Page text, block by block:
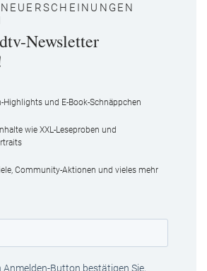
Newsletter
Highlights und E-Book-Schnäppchen
wie XXL-Leseproben und
Community-Aktionen und vieles mehr
Anmelden-Button bestätigen Sie,